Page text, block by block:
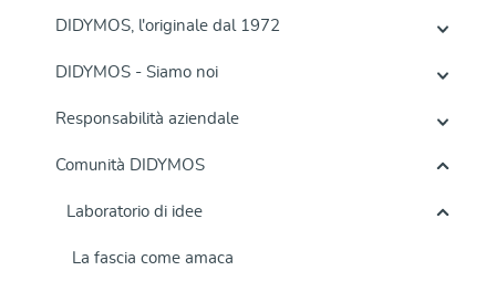
DIDYMOS, l'originale dal 1972
DIDYMOS - Siamo noi
Responsabilità aziendale
Comunità DIDYMOS
Laboratorio di idee
La fascia come amaca